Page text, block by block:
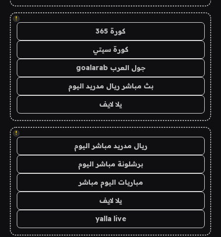
!
كورة 365
كورة سيتي
جول العرب goalarab
بث مباشر ريال مدريد اليوم
يلا لايف
!
ريال مدريد مباشر اليوم
برشلونة مباشر اليوم
مباريات اليوم مباشر
يلا لايف
yalla live